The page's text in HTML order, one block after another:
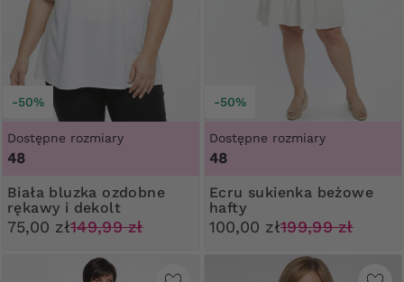
-50%
Dostępne rozmiary
48
Biała bluzka ozdobne
rękawy i dekolt
75,00 zł149,99 zł
-50%
Dostępne rozmiary
48
Ecru sukienka beżowe
hafty
100,00 zł199,99 zł